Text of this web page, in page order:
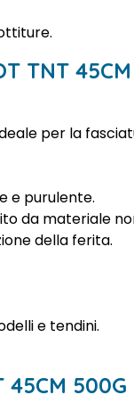
TNT
per la
e purulente.
da materiale
della ferita.
e tendini.
45CM 500G